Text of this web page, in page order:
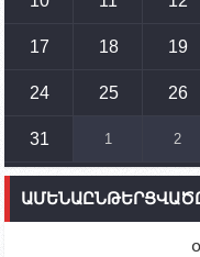
14:54
ունեն.
17 18 19
24 25 26
31 1 2